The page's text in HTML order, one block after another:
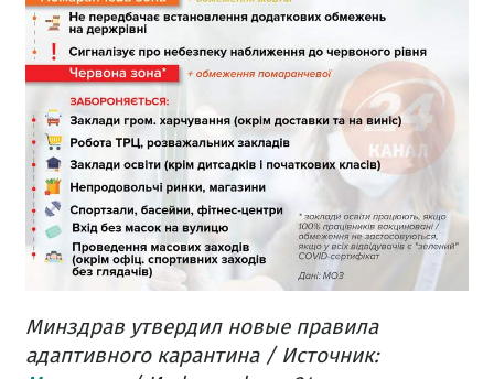
Минздрав утвердил новые правила
адаптивного карантина / Источник: